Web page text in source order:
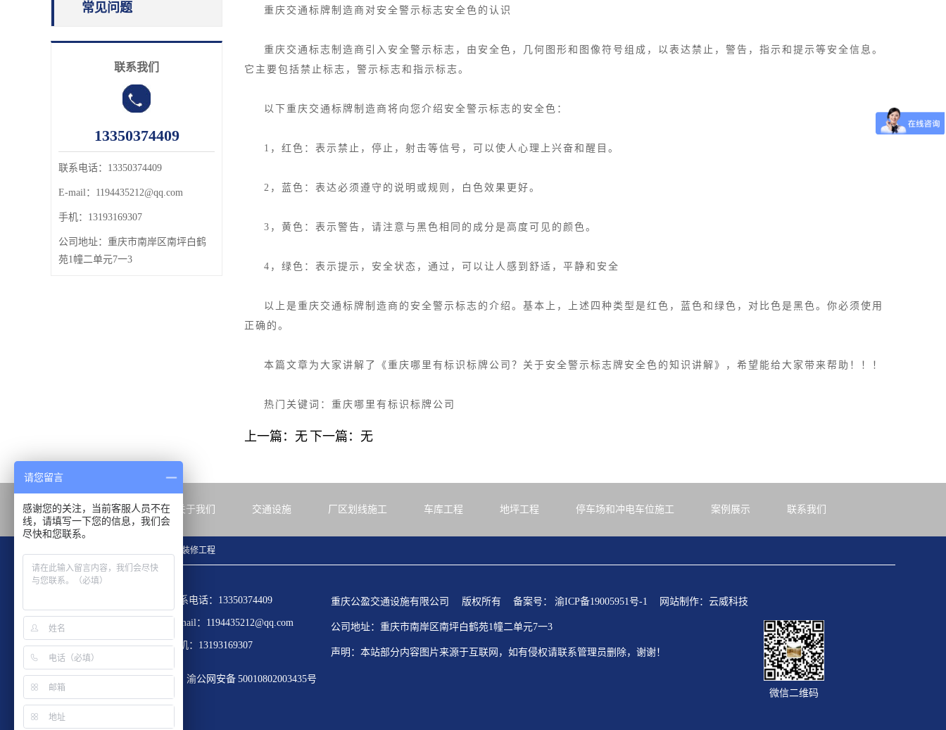
常见问题
联系我们
13350374409
联系电话：13350374409
E-mail：1194435212@qq.com
手机：13193169307
公司地址： 重庆市南岸区南坪白鹤
苑1幢二单元7一3
重庆交通标牌制造商对安全警示标志安全色的认识
重庆交通标志制造商引入安全警示标志，由安全色，几何图形和图像符号组成，以表达禁止，警告，指示和提示等安全信息。
它主要包括禁止标志，警示标志和指示标志。
以下重庆交通标牌制造商将向您介绍安全警示标志的安全色：
1，红色：表示禁止，停止，射击等信号，可以使人心理上兴奋和醒目。
2，蓝色：表达必须遵守的说明或规则，白色效果更好。
3，黄色：表示警告，请注意与黑色相同的成分是高度可见的颜色。
4，绿色：表示提示，安全状态，通过，可以让人感到舒适，平静和安全
以上是重庆交通标牌制造商的安全警示标志的介绍。基本上，上述四种类型是红色，蓝色和绿色，对比色是黑色。你必须使用
正确的。
本篇文章为大家讲解了《重庆哪里有标识标牌公司？关于安全警示标志牌安全色的知识讲解》，希望能给大家带来帮助！！！
热门关键词： 重庆哪里有标识标牌公司
上一篇：无 下一篇：无
首页 关于我们 交通设施 厂区划线施工 车库工程 地坪工程 停车场和冲电车位施工 案例展示 联系我们
青海装修工程
联系电话：13350374409
E-mail：1194435212@qq.com
手机：13193169307
重庆公盈交通设施有限公司 版权所有 备案号： 渝ICP备19005951号-1 网站制作： 云威科技
公司地址：重庆市南岸区南坪白鹤苑1幢二单元7一3
声明：本站部分内容图片来源于互联网，如有侵权请联系管理员删除，谢谢！
渝公网安备 50010802003435号
微信二维码
请您留言
感谢您的关注，当前客服人员不在
线，请填写一下您的信息，我们会
尽快和您联系。